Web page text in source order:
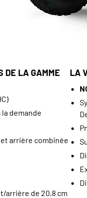
DE LA GAMME
demande
arrière combinée
arrière de 20,8 cm
LA